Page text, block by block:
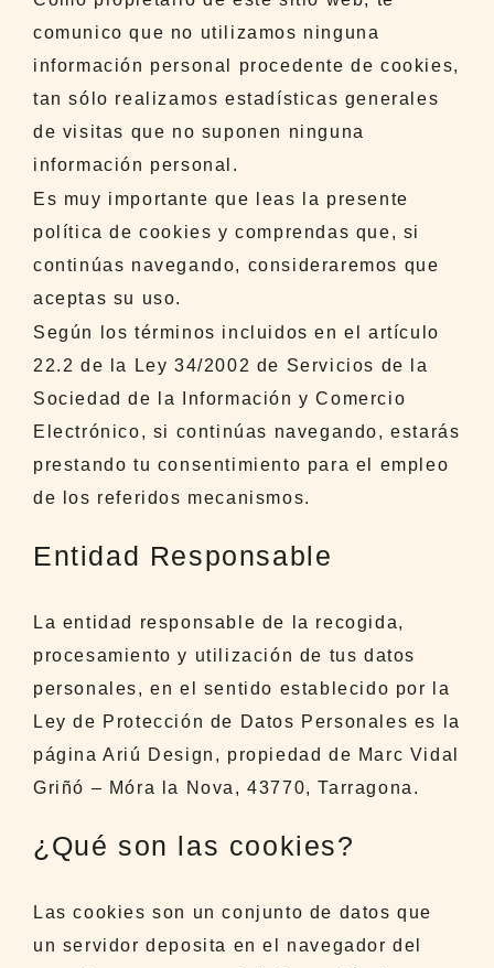
comunico que no utilizamos ninguna
información personal procedente de cookies,
tan sólo realizamos estadísticas generales
de visitas que no suponen ninguna
información personal.
Es muy importante que leas la presente
política de cookies y comprendas que, si
continúas navegando, consideraremos que
aceptas su uso.
Según los términos incluidos en el artículo
22.2 de la Ley 34/2002 de Servicios de la
Sociedad de la Información y Comercio
Electrónico, si continúas navegando, estarás
prestando tu consentimiento para el empleo
de los referidos mecanismos.
Entidad Responsable
La entidad responsable de la recogida,
procesamiento y utilización de tus datos
personales, en el sentido establecido por la
Ley de Protección de Datos Personales es la
página Ariú Design, propiedad de Marc Vidal
Griñó – Móra la Nova, 43770, Tarragona.
¿Qué son las cookies?
Las cookies son un conjunto de datos que
un servidor deposita en el navegador del